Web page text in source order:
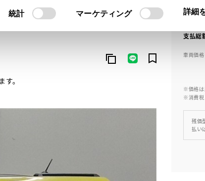
統計 マーケティング 詳細
。
支払総
車両価格
※価格は
※消費
残価
払い